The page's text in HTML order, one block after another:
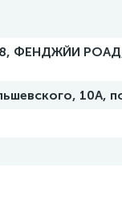
ФЕНДЖЙИ
10А,